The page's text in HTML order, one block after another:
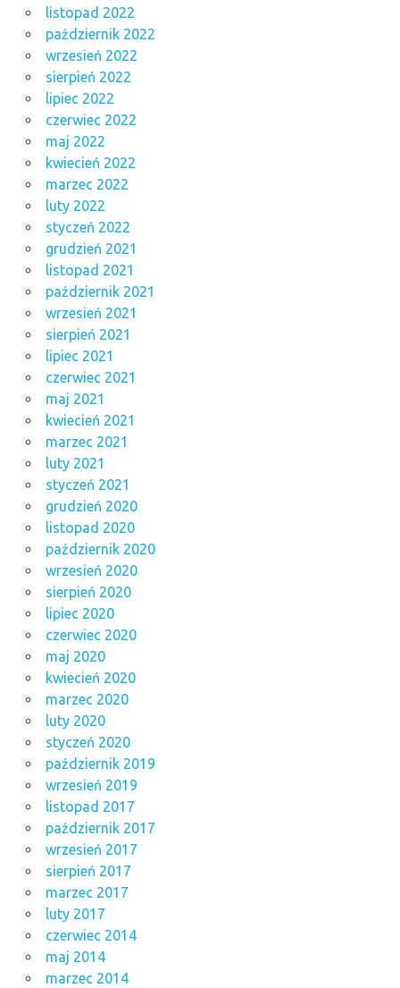
listopad 2022
październik 2022
wrzesień 2022
sierpień 2022
lipiec 2022
czerwiec 2022
maj 2022
kwiecień 2022
marzec 2022
luty 2022
styczeń 2022
grudzień 2021
listopad 2021
październik 2021
wrzesień 2021
sierpień 2021
lipiec 2021
czerwiec 2021
maj 2021
kwiecień 2021
marzec 2021
luty 2021
styczeń 2021
grudzień 2020
listopad 2020
październik 2020
wrzesień 2020
sierpień 2020
lipiec 2020
czerwiec 2020
maj 2020
kwiecień 2020
marzec 2020
luty 2020
styczeń 2020
październik 2019
wrzesień 2019
listopad 2017
październik 2017
wrzesień 2017
sierpień 2017
marzec 2017
luty 2017
czerwiec 2014
maj 2014
marzec 2014